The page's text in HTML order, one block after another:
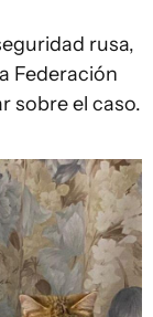
rusa,
Federación
sobre el caso.